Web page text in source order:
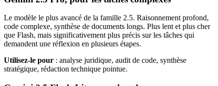
Le modèle le plus avancé de la famille 2.5. Raisonnement profond,
code complexe, synthèse de documents longs. Plus lent et plus cher
que Flash, mais significativement plus précis sur les tâches qui
demandent une réflexion en plusieurs étapes.
Utilisez-le pour : analyse juridique, audit de code, synthèse
stratégique, rédaction technique pointue.